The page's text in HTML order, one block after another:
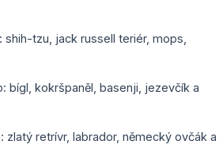
tzu, jack russell teriér, mops,
bígl, kokršpaněl, basenji, jezevčík a
retrívr, labrador, německý ovčák a